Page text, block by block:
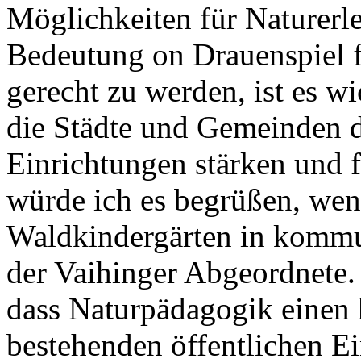
Möglichkeiten für
Bedeutung on
gerecht zu werden, ist es
die Städte und Gemeinden
Einrichtungen stärken und
würde ich es begrüßen,
Waldkindergärten in
der Vaihinger
dass Naturpädagogik
bestehenden öffentlichen